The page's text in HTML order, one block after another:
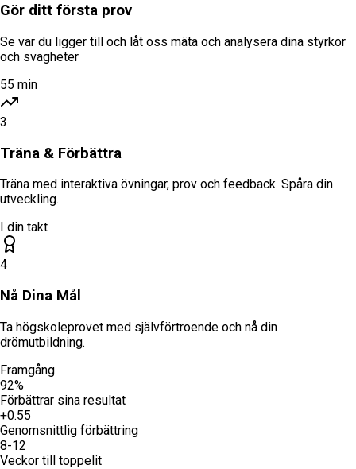
Gör ditt första prov
Se var du ligger till och låt oss mäta och analysera dina styrkor
och svagheter
55 min
3
Träna & Förbättra
Träna med interaktiva övningar, prov och feedback. Spåra din
utveckling.
I din takt
4
Nå Dina Mål
Ta högskoleprovet med självförtroende och nå din
drömutbildning.
Framgång
92%
Förbättrar sina resultat
+0.55
Genomsnittlig förbättring
8-12
Veckor till toppelit